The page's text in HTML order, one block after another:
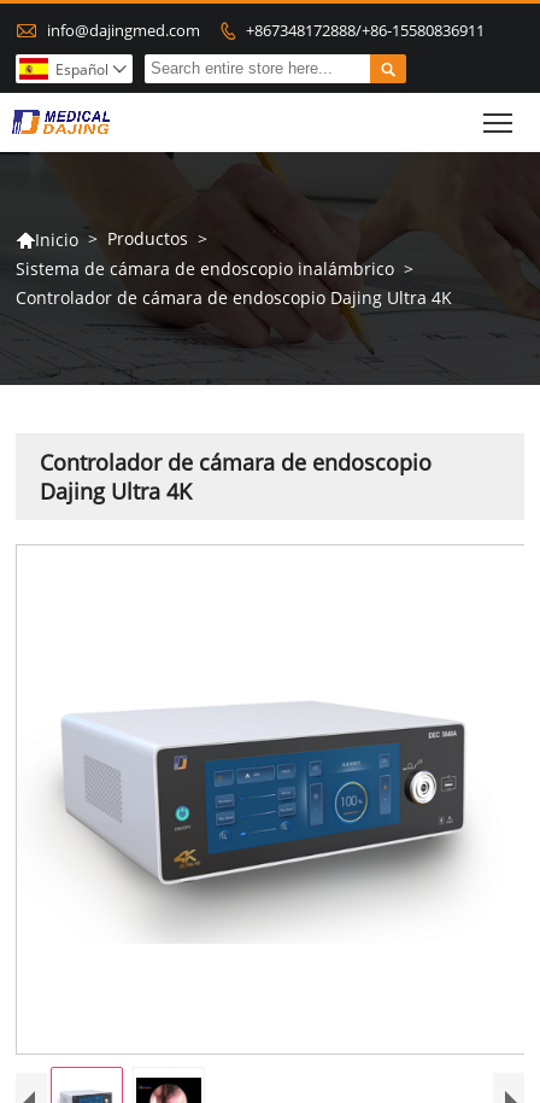
 info@dajingmed.com  +867348172888/+86-15580836911

Español 
Inicio > Productos >
Sistema de cámara de endoscopio inalámbrico >
Controlador de cámara de endoscopio Dajing Ultra 4K
Controlador de cámara de endoscopio
Dajing Ultra 4K